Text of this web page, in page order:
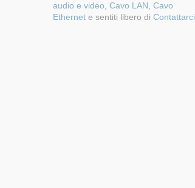
audio e video Cavo LAN Cavo
Ethernet e sentiti libero di Contattarci